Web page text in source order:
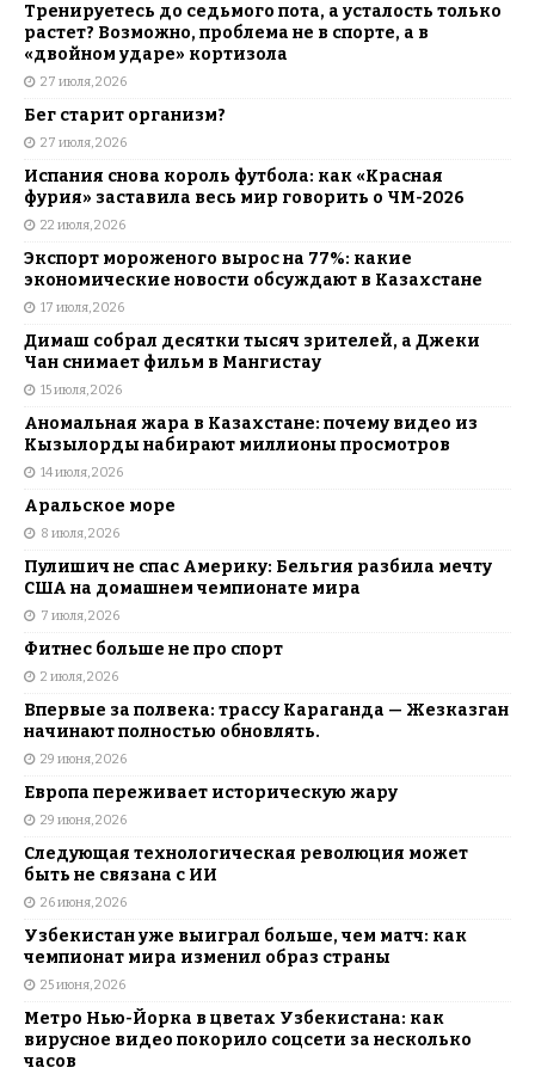
Тренируетесь до седьмого пота, а усталость только
растет? Возможно, проблема не в спорте, а в
«двойном ударе» кортизола
27 июля, 2026
Бег старит организм?
27 июля, 2026
Испания снова король футбола: как «Красная
фурия» заставила весь мир говорить о ЧМ-2026
22 июля, 2026
Экспорт мороженого вырос на 77%: какие
экономические новости обсуждают в Казахстане
17 июля, 2026
Димаш собрал десятки тысяч зрителей, а Джеки
Чан снимает фильм в Мангистау
15 июля, 2026
Аномальная жара в Казахстане: почему видео из
Кызылорды набирают миллионы просмотров
14 июля, 2026
Аральское море
8 июля, 2026
Пулишич не спас Америку: Бельгия разбила мечту
США на домашнем чемпионате мира
7 июля, 2026
Фитнес больше не про спорт
2 июля, 2026
Впервые за полвека: трассу Караганда — Жезказган
начинают полностью обновлять.
29 июня, 2026
Европа переживает историческую жару
29 июня, 2026
Следующая технологическая революция может
быть не связана с ИИ
26 июня, 2026
Узбекистан уже выиграл больше, чем матч: как
чемпионат мира изменил образ страны
25 июня, 2026
Метро Нью-Йорка в цветах Узбекистана: как
вирусное видео покорило соцсети за несколько
часов